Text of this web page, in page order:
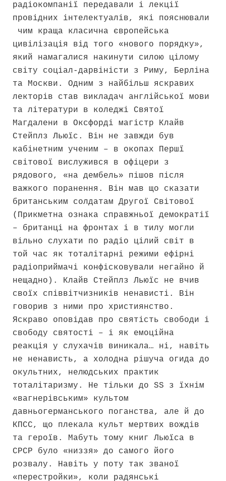
радіокомпанії передавали і лекції
провідних інтелектуалів, які пояснювали
чим краща класична європейська
цивілізація від того «нового порядку»,
який намагалися накинути силою цілому
світу соціал-дарвіністи з Риму, Берліна
та Москви. Одним з найбільш яскравих
лекторів став викладач англійської мови
та літератури в коледжі Святої
Магдалени в Оксфорді магістр Клайв
Стейплз Льюїс. Він не завжди був
кабінетним ученим – в окопах Першї
світової вислужився в офіцери з
рядового, «на дембель» пішов після
важкого поранення. Він мав що сказати
британським солдатам Другої Світової
(Прикметна ознака справжньої демократії
– британці на фронтах і в тилу могли
вільно слухати по радіо цілий світ в
той час як тоталітарні режими ефірні
радіоприймачі конфісковували негайно й
нещадно). Клайв Стейплз Льюїс не вчив
своїх співвітчизників ненависті. Він
говорив з ними про християнство.
Яскраво оповідав про святість свободи і
свободу святості – і як емоційна
реакція у слухачів виникала… ні, навіть
не ненависть, а холодна рішуча огида до
окультних, нелюдських практик
тоталітаризму. Не тільки до SS з їхнім
«вагнерівським» культом
давньогерманського поганства, але й до
КПСС, що плекала культ мертвих вождів
та героїв. Мабуть тому книг Льюїса в
СРСР було «низзя» до самого його
розвалу. Навіть у поту так званої
«перестройки», коли радянські